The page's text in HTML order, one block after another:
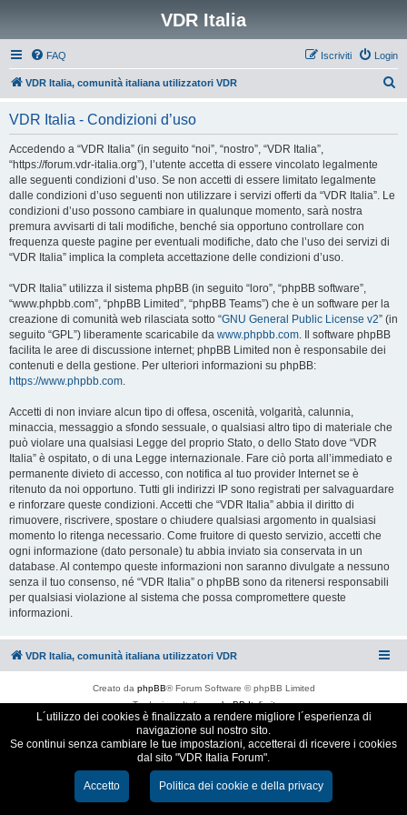
VDR Italia
FAQ Login
Iscriviti
VDR Italia, comunità italiana utilizzatori VDR
VDR Italia - Condizioni d’uso
Accedendo a “VDR Italia” (in seguito “noi”, “nostro”, “VDR Italia”,
“https://forum.vdr-italia.org”), l’utente accetta di essere vincolato legalmente
alle seguenti condizioni d’uso. Se non accetti di essere limitato legalmente
dalle condizioni d’uso seguenti non utilizzare i servizi offerti da “VDR Italia”. Le
condizioni d’uso possono cambiare in qualunque momento, sarà nostra
premura avvisarti di tali modifiche, benché sia opportuno controllare con
frequenza queste pagine per eventuali modifiche, dato che l’uso dei servizi di
“VDR Italia” implica la completa accettazione delle condizioni d’uso.
“VDR Italia” utilizza il sistema phpBB (in seguito “loro”, “phpBB software”,
“www.phpbb.com”, “phpBB Limited”, “phpBB Teams”) che è un software per la
creazione di comunità web rilasciata sotto “GNU General Public License v2” (in
seguito “GPL”) liberamente scaricabile da www.phpbb.com. Il software phpBB
facilita le aree di discussione internet; phpBB Limited non è responsabile dei
contenuti e della gestione. Per ulteriori informazioni su phpBB:
https://www.phpbb.com.
Accetti di non inviare alcun tipo di offesa, oscenità, volgarità, calunnia,
minaccia, messaggio a sfondo sessuale, o qualsiasi altro tipo di materiale che
può violare una qualsiasi Legge del proprio Stato, o dello Stato dove “VDR
Italia” è ospitato, o di una Legge internazionale. Fare ciò porta all’immediato e
permanente divieto di accesso, con notifica al tuo provider Internet se è
ritenuto da noi opportuno. Tutti gli indirizzi IP sono registrati per salvaguardare
e rinforzare queste condizioni. Accetti che “VDR Italia” abbia il diritto di
rimuovere, riscrivere, spostare o chiudere qualsiasi argomento in qualsiasi
momento lo ritenga necessario. Come fruitore di questo servizio, accetti che
ogni informazione (dato personale) tu abbia inviato sia conservata in un
database. Al contempo queste informazioni non saranno divulgate a nessuno
senza il tuo consenso, né “VDR Italia” o phpBB sono da ritenersi responsabili
per qualsiasi violazione al sistema che possa compromettere queste
informazioni.
VDR Italia, comunità italiana utilizzatori VDR
Creato da phpBB® Forum Software © phpBB Limited
Traduzione ItalianaphpBB-Italia.it
Cookie e Privacy
L´utilizzo dei cookies è finalizzato a rendere migliore l´esperienza di
navigazione sul nostro sito.
Se continui senza cambiare le tue impostazioni, accetterai di ricevere i cookies
dal sito "VDR Italia Forum".
Accetto Politica dei cookie e della privacy